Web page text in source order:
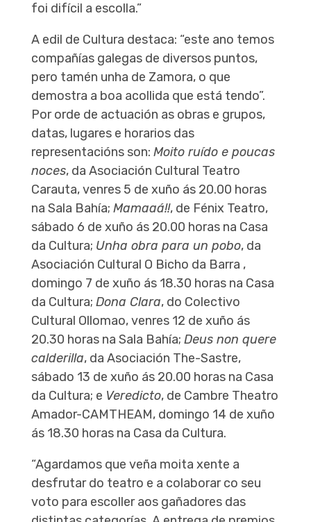
foi difícil a escolla.”
A edil de Cultura destaca: “este ano temos
compañías galegas de diversos puntos,
pero tamén unha de Zamora, o que
demostra a boa acollida que está tendo”.
Por orde de actuación as obras e grupos,
datas, lugares e horarios das
representacións son: Moito ruído e poucas
noces, da Asociación Cultural Teatro
Carauta, venres 5 de xuño ás 20.00 horas
na Sala Bahía; Mamaaá!!, de Fénix Teatro,
sábado 6 de xuño ás 20.00 horas na Casa
da Cultura; Unha obra para un pobo, da
Asociación Cultural O Bicho da Barra ,
domingo 7 de xuño ás 18.30 horas na Casa
da Cultura; Dona Clara, do Colectivo
Cultural Ollomao, venres 12 de xuño ás
20.30 horas na Sala Bahía; Deus non quere
calderilla, da Asociación The-Sastre,
sábado 13 de xuño ás 20.00 horas na Casa
da Cultura; e Veredicto, de Cambre Theatro
Amador-CAMTHEAM, domingo 14 de xuño
ás 18.30 horas na Casa da Cultura.
“Agardamos que veña moita xente a
desfrutar do teatro e a colaborar co seu
voto para escoller aos gañadores das